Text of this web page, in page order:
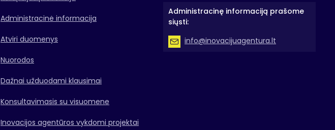
Administracinė informacija
Atviri duomenys
Nuorodos
Dažnai užduodami klausimai
Konsultavimasis su visuomene
Inovacijos agentūros vykdomi projektai
Administracinę informaciją prašome
siųsti:
info@inovacijuagentura.lt